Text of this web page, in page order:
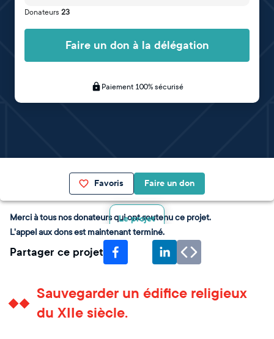
Donateurs 23
Faire un don à la délégation
Paiement 100% sécurisé
Favoris Faire un don
Le projet
Merci à tous nos donateurs qui ont soutenu ce projet.
L'appel aux dons est maintenant terminé.
Partager ce projet
Sauvegarder un édifice religieux
du XIIe siècle.